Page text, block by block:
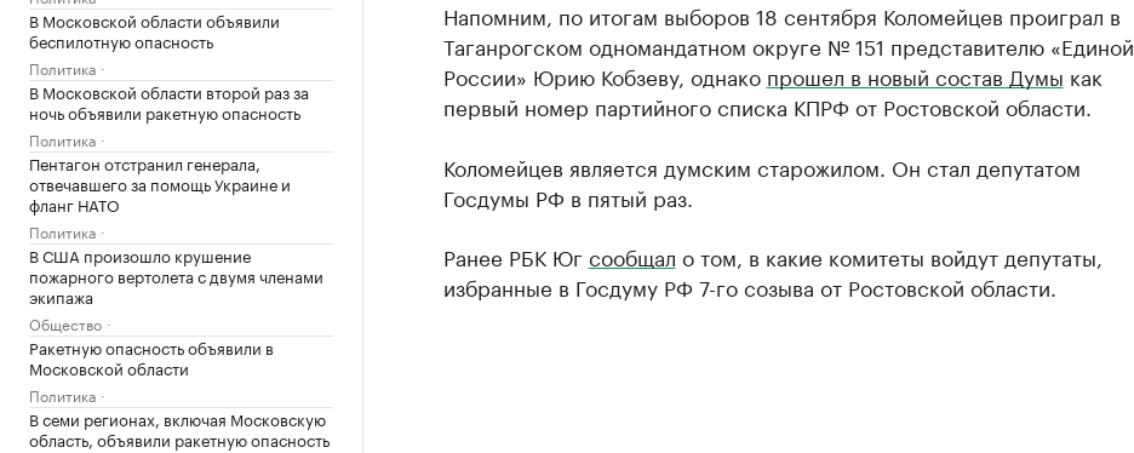
В Московской области объявили
беспилотную опасность
Политика
В Московской области второй раз за
ночь объявили ракетную опасность
Политика
Пентагон отстранил генерала,
отвечавшего за помощь Украине и
фланг НАТО
Политика
В США произошло крушение
пожарного вертолета с двумя членами
экипажа
Общество
Ракетную опасность объявили в
Московской области
Политика
В семи регионах, включая Московскую
область, объявили ракетную опасность
Напомним, по итогам выборов 18 сентября Коломейцев проиграл в
Таганрогском одномандатном округе № 151 представителю «Единой
России» Юрию Кобзеву, однако прошел в новый состав Думы как
первый номер партийного списка КПРФ от Ростовской области.
Коломейцев является думским старожилом. Он стал депутатом
Госдумы РФ в пятый раз.
Ранее РБК Юг сообщал о том, в какие комитеты войдут депутаты,
избранные в Госдуму РФ 7-го созыва от Ростовской области.